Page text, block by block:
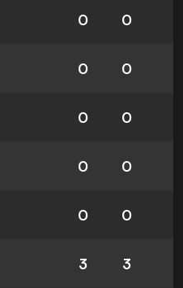
0 0
0 0
0 0
0 0
0 0
3 3